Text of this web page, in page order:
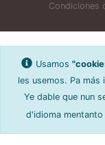
Condiciones
Usamos
les usemos. Pa
Ye dable que nun
d'idioma